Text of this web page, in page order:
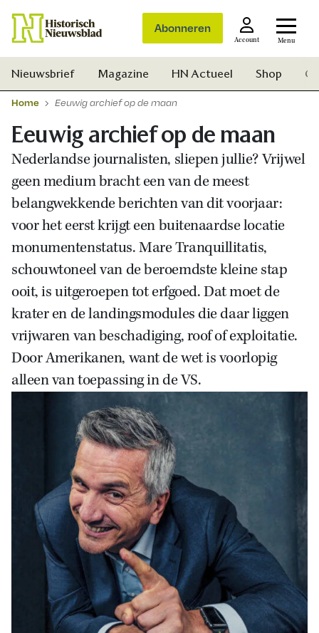
Abonneren
Account Menu
Zoek
Nieuwsbrief Magazine HN Actueel Shop
Home Eeuwig archief op de maan
Eeuwig archief op de maan
Nederlandse journalisten, sliepen jullie? Vrijwel
geen medium bracht een van de meest
belangwekkende berichten van dit voorjaar:
voor het eerst krijgt een buitenaardse locatie
monumentenstatus. Mare Tranquillitatis,
schouwtoneel van de beroemdste kleine stap
ooit, is uitgeroepen tot erfgoed. Dat moet de
krater en de landingsmodules die daar liggen
vrijwaren van beschadiging, roof of exploitatie.
Door Amerikanen, want de wet is voorlopig
alleen van toepassing in de VS.